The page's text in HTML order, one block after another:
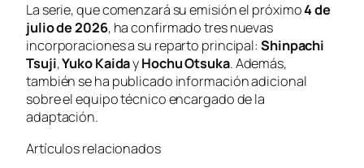
La serie, que comenzará su emisión el próximo4 de
julio de 2026, ha confirmado tres nuevas
incorporaciones a su reparto principal: Shinpachi
Tsuji,Yuko KaidayHochu Otsuka. Además,
también se ha publicado información adicional
sobre el equipo técnico encargado de la
adaptación.
Artículos relacionados